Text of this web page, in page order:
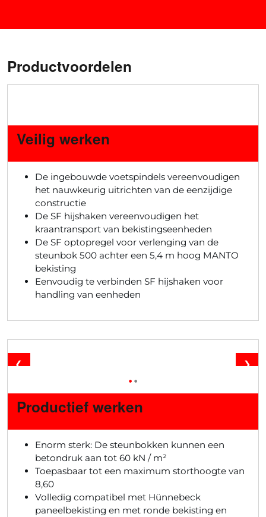
Productvoordelen
Veilig werken
De ingebouwde voetspindels vereenvoudigen
het nauwkeurig uitrichten van de eenzijdige
constructie
De SF hijshaken vereenvoudigen het
kraantransport van bekistingseenheden
De SF optopregel voor verlenging van de
steunbok 500 achter een 5,4 m hoog MANTO
bekisting
Eenvoudig te verbinden SF hijshaken voor
handling van eenheden
❮ ❯
••
Productief werken
Enorm sterk: De steunbokken kunnen een
betondruk aan tot 60 kN / m²
Toepasbaar tot een maximum storthoogte van
8,60
Volledig compatibel met Hünnebeck
paneelbekisting en met ronde bekisting en